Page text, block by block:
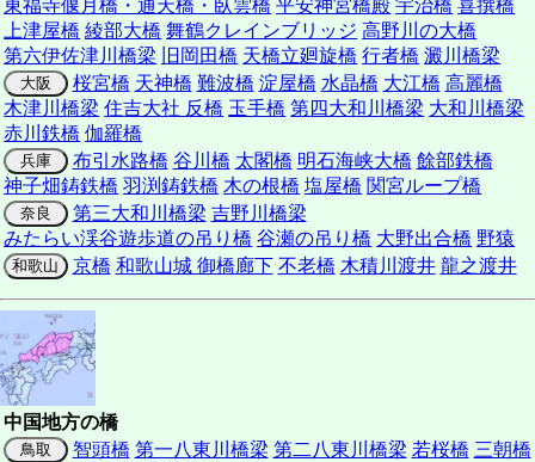
東福寺偃月橋・通天橋・臥雲橋 平安神宮橋殿 宇治橋 喜撰橋
上津屋橋 綾部大橋 舞鶴クレインブリッジ 高野川の大橋
第六伊佐津川橋梁
旧岡田橋 天橋立廻旋橋 行者橋 澱川橋梁
大阪 桜宮橋 天神橋 難波橋 淀屋橋 水晶橋 大江橋 高麗橋
木津川橋梁 住吉大社 反橋 玉手橋 第四大和川橋梁 大和川橋梁
赤川鉄橋 伽羅橋
兵庫 布引水路橋 谷川橋 太閣橋 明石海峡大橋 餘部鉄橋
神子畑鋳鉄橋 羽渕鋳鉄橋 木の根橋 塩屋橋 関宮ループ橋
奈良 第三大和川橋梁 吉野川橋梁
みたらい渓谷遊歩道の吊り橋 谷瀬の吊り橋 大野出合橋 野猿
和歌山 京橋 和歌山城 御橋廊下 不老橋 木積川渡井 龍之渡井
中国地方の橋
鳥取 智頭橋 第一八東川橋梁 第二八東川橋梁 若桜橋 三朝橋